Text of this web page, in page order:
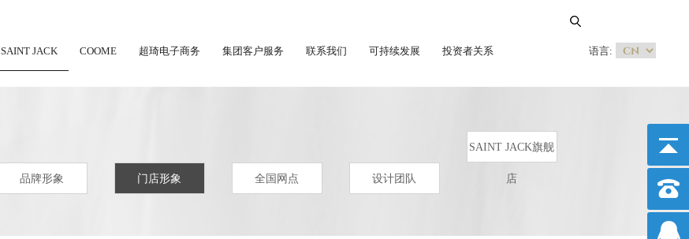
SAINT JACK COOME 超琦电子商务 集团客户服务 联系我们 可持续发展 投资者关系 语言:
品牌形象 门店形象 全国网点 设计团队
SAINT JACK旗舰
店